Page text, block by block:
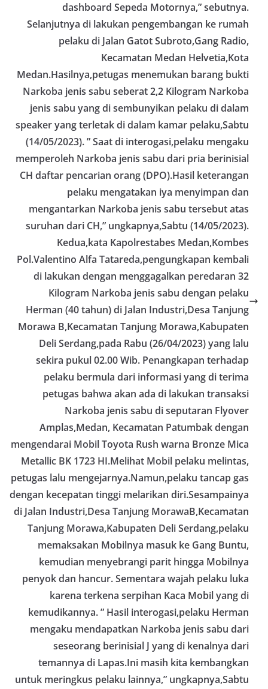
dashboard Sepeda Motornya,” sebutnya.
Selanjutnya di lakukan pengembangan ke rumah
pelaku di Jalan Gatot Subroto,Gang Radio,
Kecamatan Medan Helvetia,Kota
Medan.Hasilnya,petugas menemukan barang bukti
Narkoba jenis sabu seberat 2,2 Kilogram Narkoba
jenis sabu yang di sembunyikan pelaku di dalam
speaker yang terletak di dalam kamar pelaku,Sabtu
(14/05/2023). ” Saat di interogasi,pelaku mengaku
memperoleh Narkoba jenis sabu dari pria berinisial
CH daftar pencarian orang (DPO).Hasil keterangan
pelaku mengatakan iya menyimpan dan
mengantarkan Narkoba jenis sabu tersebut atas
suruhan dari CH,” ungkapnya,Sabtu (14/05/2023).
Kedua,kata Kapolrestabes Medan,Kombes
Pol.Valentino Alfa Tatareda,pengungkapan kembali
di lakukan dengan menggagalkan peredaran 32
Kilogram Narkoba jenis sabu dengan pelaku
Herman (40 tahun) di Jalan Industri,Desa Tanjung
Morawa B,Kecamatan Tanjung Morawa,Kabupaten
Deli Serdang,pada Rabu (26/04/2023) yang lalu
sekira pukul 02.00 Wib. Penangkapan terhadap
pelaku bermula dari informasi yang di terima
petugas bahwa akan ada di lakukan transaksi
Narkoba jenis sabu di seputaran Flyover
Amplas,Medan, Kecamatan Patumbak dengan
mengendarai Mobil Toyota Rush warna Bronze Mica
Metallic BK 1723 HI.Melihat Mobil pelaku melintas,
petugas lalu mengejarnya.Namun,pelaku tancap gas
dengan kecepatan tinggi melarikan diri.Sesampainya
di Jalan Industri,Desa Tanjung MorawaB,Kecamatan
Tanjung Morawa,Kabupaten Deli Serdang,pelaku
memaksakan Mobilnya masuk ke Gang Buntu,
kemudian menyebrangi parit hingga Mobilnya
penyok dan hancur. Sementara wajah pelaku luka
karena terkena serpihan Kaca Mobil yang di
kemudikannya. ” Hasil interogasi,pelaku Herman
mengaku mendapatkan Narkoba jenis sabu dari
seseorang berinisial J yang di kenalnya dari
temannya di Lapas.Ini masih kita kembangkan
untuk meringkus pelaku lainnya,” ungkapnya,Sabtu